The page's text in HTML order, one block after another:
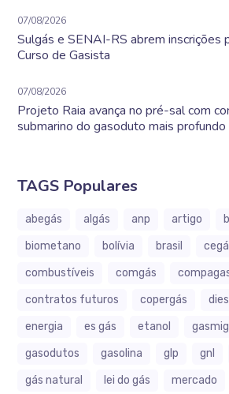
07/08/2026
Sulgás e SENAI-RS abrem inscrições
Curso de Gasista
07/08/2026
Projeto Raia avança no pré-sal com
submarino do gasoduto mais
TAGS Populares
abegás algás anp artigo
biometano
bolívia brasil
combustíveis
comgás
contratos futuros
copergás
energia
es gás etanol gasmig
gasodutos
gasolina glp gnl
gás natural
lei do gás mercado